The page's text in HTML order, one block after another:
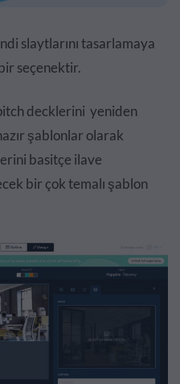
slaytlarını tasarlamaya
seçenektir.
decklerini yeniden
şablonlar olarak
basitçe ilave
bir çok temalı şablon